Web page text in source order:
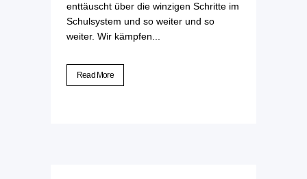
enttäuscht über die winzigen Schritte im
Schulsystem und so weiter und so
weiter. Wir kämpfen...
Read More